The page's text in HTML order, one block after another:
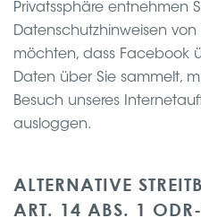
Privatssphäre entnehmen
Datenschutzhinweisen
möchten, dass Facebook
Daten über Sie sammelt,
Besuch unseres
ausloggen.
ALTERNATIVE
RT. 14 ABS. 1